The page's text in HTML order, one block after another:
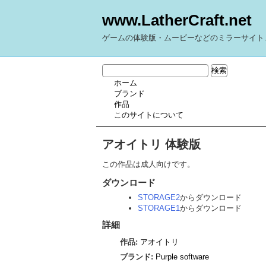
www.LatherCraft.net
ゲームの体験版・ムービーなどのミラーサイト.
ホーム
ブランド
作品
このサイトについて
アオイトリ 体験版
この作品は成人向けです。
ダウンロード
STORAGE2からダウンロード
STORAGE1からダウンロード
詳細
作品: アオイトリ
ブランド: Purple software